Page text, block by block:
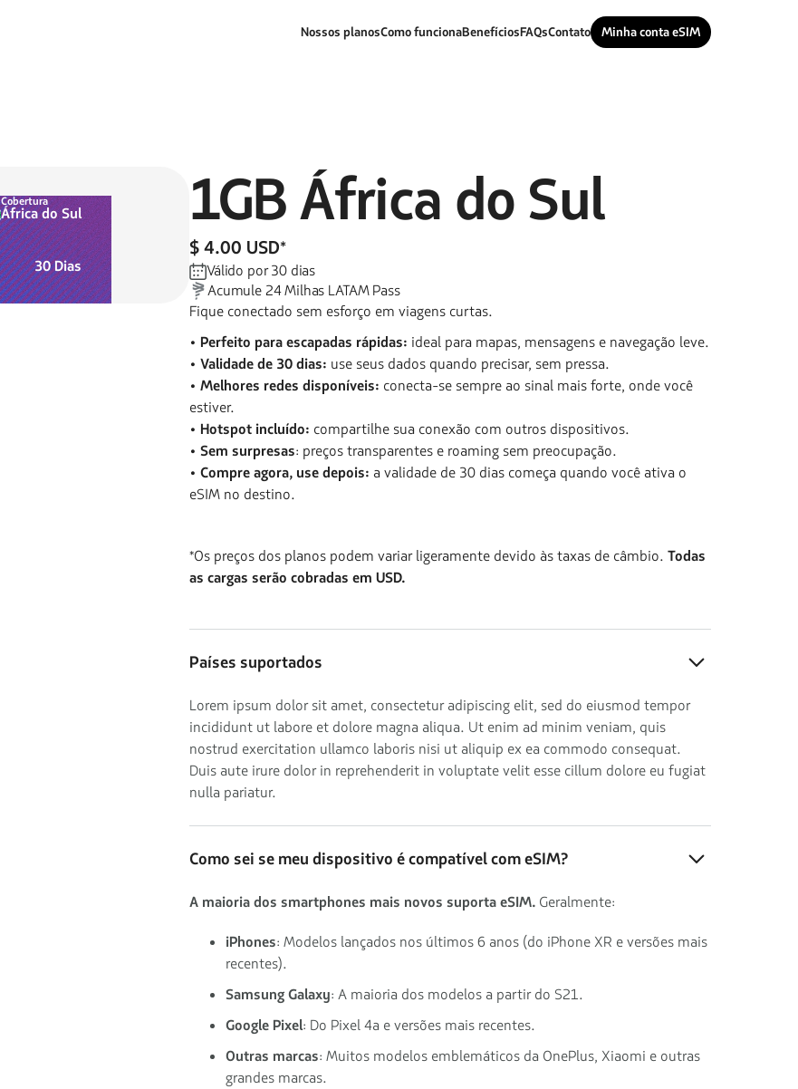
Nossos planosComo funcionaBenefíciosFAQsContato Minha conta eSIM
Cobertura
África do Sul
30Dias
1GBÁfrica do Sul
$ 4.00 USD*
Válido por30dias
Acumule24Milhas LATAM Pass
Fique conectado sem esforço em viagens curtas.
• Perfeito para escapadas rápidas: ideal para mapas, mensagens e navegação leve.
• Validade de 30 dias: use seus dados quando precisar, sem pressa.
• Melhores redes disponíveis: conecta-se sempre ao sinal mais forte, onde você
estiver.
• Hotspot incluído: compartilhe sua conexão com outros dispositivos.
• Sem surpresas: preços transparentes e roaming sem preocupação.
• Compre agora, use depois: a validade de 30 dias começa quando você ativa o
eSIM no destino.
*Os preços dos planos podem variar ligeramente devido às taxas de câmbio. Todas
as cargas serão cobradas em USD.
Países suportados
Lorem ipsum dolor sit amet, consectetur adipiscing elit, sed do eiusmod tempor
incididunt ut labore et dolore magna aliqua. Ut enim ad minim veniam, quis
nostrud exercitation ullamco laboris nisi ut aliquip ex ea commodo consequat.
Duis aute irure dolor in reprehenderit in voluptate velit esse cillum dolore eu fugiat
nulla pariatur.
Como sei se meu dispositivo é compatível com eSIM?
A maioria dos smartphones mais novos suporta eSIM. Geralmente:
iPhones: Modelos lançados nos últimos 6 anos (do iPhone XR e versões mais
recentes).
Samsung Galaxy: A maioria dos modelos a partir do S21.
Google Pixel: Do Pixel 4a e versões mais recentes.
Outras marcas: Muitos modelos emblemáticos da OnePlus, Xiaomi e outras
grandes marcas.